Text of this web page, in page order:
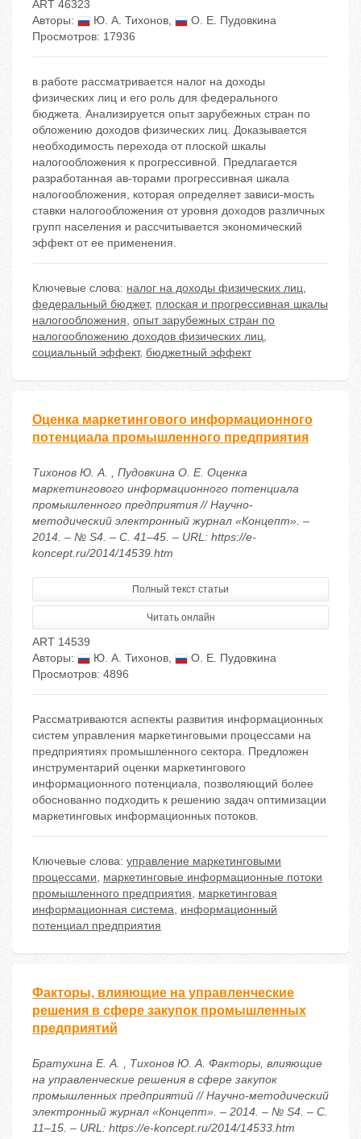
ART 46323
Авторы:
Ю. А. Тихонов,
О. Е. Пудовкина
Просмотров: 17936
в работе рассматривается налог на доходы
физических лиц и его роль для федерального
бюджета. Анализируется опыт зарубежных стран по
обложению доходов физических лиц. Доказывается
необходимость перехода от плоской шкалы
налогообложения к прогрессивной. Предлагается
разработанная ав-торами прогрессивная шкала
налогообложения, которая определяет зависи-мость
ставки налогообложения от уровня доходов различных
групп населения и рассчитывается экономический
эффект от ее применения.
Ключевые слова: налог на доходы физических лиц,
федеральный бюджет, плоская и прогрессивная шкалы
налогообложения, опыт зарубежных стран по
налогообложению доходов физических лиц,
социальный эффект, бюджетный эффект
Оценка маркетингового информационного
потенциала промышленного предприятия
Тихонов Ю. А. , Пудовкина О. Е. Оценка
маркетингового информационного потенциала
промышленного предприятия // Научно-
методический электронный журнал «Концепт». –
2014. – № S4. – С. 41–45. – URL: https://e-
koncept.ru/2014/14539.htm
Полный текст статьи
Читать онлайн
ART 14539
Авторы:
Ю. А. Тихонов,
О. Е. Пудовкина
Просмотров: 4896
Рассматриваются аспекты развития информационных
систем управления маркетинговыми процессами на
предприятиях промышленного сектора. Предложен
инструментарий оценки маркетингового
информационного потенциала, позволяющий более
обоснованно подходить к решению задач оптимизации
маркетинговых информационных потоков.
Ключевые слова: управление маркетинговыми
процессами, маркетинговые информационные потоки
промышленного предприятия, маркетинговая
информационная система, информационный
потенциал предприятия
Факторы, влияющие на управленческие
решения в сфере закупок промышленных
предприятий
Братухина Е. А. , Тихонов Ю. А. Факторы, влияющие
на управленческие решения в сфере закупок
промышленных предприятий // Научно-методический
электронный журнал «Концепт». – 2014. – № S4. – С.
11–15. – URL: https://e-koncept.ru/2014/14533.htm